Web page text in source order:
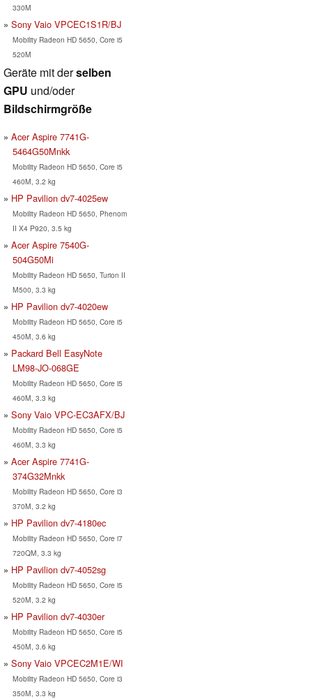
330M
Sony Vaio VPCEC1S1R/BJ
Mobility Radeon HD 5650, Core i5
520M
Geräte mit derselben
GPU und/oder
Bildschirmgröße
Acer Aspire 7741G-
5464G50Mnkk
Mobility Radeon HD 5650, Core i5
460M, 3.2 kg
HP Pavilion dv7-4025ew
Mobility Radeon HD 5650, Phenom
II X4 P920, 3.5 kg
Acer Aspire 7540G-
504G50Mi
Mobility Radeon HD 5650, Turion II
M500, 3.3 kg
HP Pavilion dv7-4020ew
Mobility Radeon HD 5650, Core i5
450M, 3.6 kg
Packard Bell EasyNote
LM98-JO-068GE
Mobility Radeon HD 5650, Core i5
460M, 3.3 kg
Sony Vaio VPC-EC3AFX/BJ
Mobility Radeon HD 5650, Core i5
460M, 3.3 kg
Acer Aspire 7741G-
374G32Mnkk
Mobility Radeon HD 5650, Core i3
370M, 3.2 kg
HP Pavilion dv7-4180ec
Mobility Radeon HD 5650, Core i7
720QM, 3.3 kg
HP Pavilion dv7-4052sg
Mobility Radeon HD 5650, Core i5
520M, 3.2 kg
HP Pavilion dv7-4030er
Mobility Radeon HD 5650, Core i5
450M, 3.6 kg
Sony Vaio VPCEC2M1E/WI
Mobility Radeon HD 5650, Core i3
350M, 3.3 kg